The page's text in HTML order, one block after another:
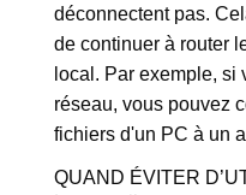
déconnectent pas.
de continuer à router
local. Par exemple, si
réseau, vous pouvez
fichiers d'un PC à un
QUAND ÉVITER